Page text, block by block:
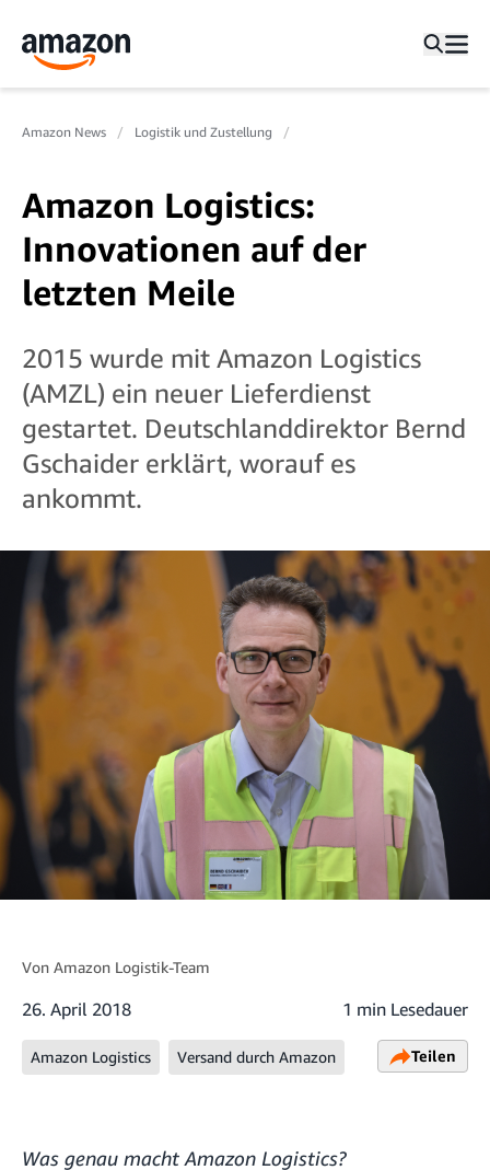
Amazon News Logistik und Zustellung
Amazon Logistics:
Innovationen auf der
letzten Meile
2015 wurde mit Amazon Logistics
(AMZL) ein neuer Lieferdienst
gestartet. Deutschlanddirektor Bernd
Gschaider erklärt, worauf es
ankommt.
Von Amazon Logistik-Team
26. April 2018 1 min Lesedauer
Amazon Logistics Versand durch Amazon Teilen
Was genau macht Amazon Logistics?